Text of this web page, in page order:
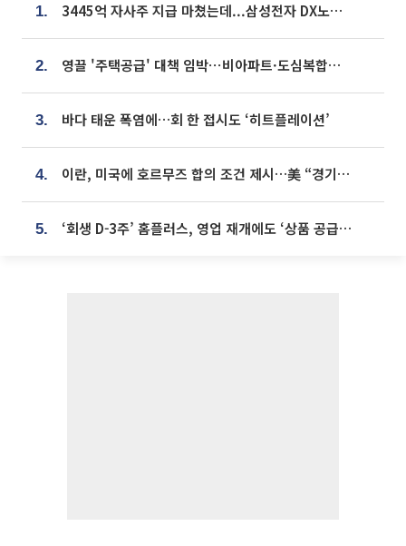
1. 3445억 자사주 지급 마쳤는데...삼성전자 DX노조, 뒤늦은 '떼쓰기 집회'
2. 영끌 '주택공급' 대책 임박⋯비아파트·도심복합까지 총동원
3. 바다 태운 폭염에…회 한 접시도 ‘히트플레이션’
4. 이란, 미국에 호르무즈 합의 조건 제시…美 “경기 아직 안 끝나” [종합]
5. ‘회생 D-3주’ 홈플러스, 영업 재개에도 ‘상품 공급망’ 복구가 생존 관건